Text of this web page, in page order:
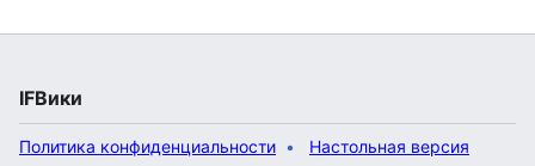
IFВики
Политика конфиденциальности Настольная версия